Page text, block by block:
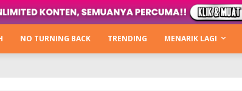
Hijabista
Next Level
NO TURNING BACK TRENDING MENARIK LAGI